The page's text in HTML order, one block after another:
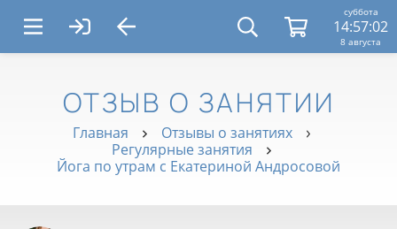
суббота
14:57:02
8 августа
ОТЗЫВ О ЗАНЯТИИ
Главная
Отзывы о занятиях
Регулярные занятия
Йога по утрам с Екатериной Андросовой